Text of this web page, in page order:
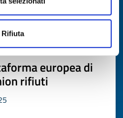
Rifiuta
europea di
rifiuti